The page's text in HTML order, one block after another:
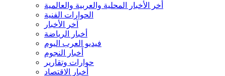
أخر الأخبار المحلية والعربية والعالمية
الحوارات الفنية
آخر الأخبار
أخبار الرياضة
فيديو العرب اليوم
أخبار النجوم
حوارات وتقارير
أخبار الاقتصاد